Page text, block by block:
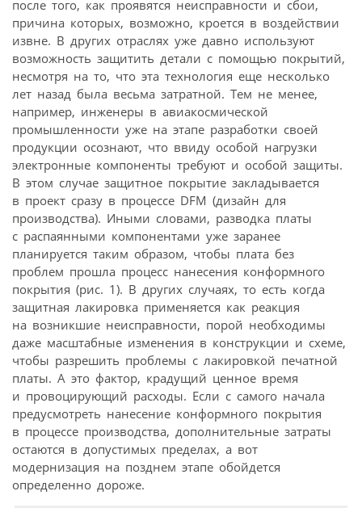
после того, как проявятся неисправности и сбои,
причина которых, возможно, кроется в воздействии
извне. В других отраслях уже давно используют
возможность защитить детали с помощью покрытий,
несмотря на то, что эта технология еще несколько
лет назад была весьма затратной. Тем не менее,
например, инженеры в авиакосмической
промышленности уже на этапе разработки своей
продукции осознают, что ввиду особой нагрузки
электронные компоненты требуют и особой защиты.
В этом случае защитное покрытие закладывается
в проект сразу в процессе DFM (дизайн для
производства). Иными словами, разводка платы
с распаянными компонентами уже заранее
планируется таким образом, чтобы плата без
проблем прошла процесс нанесения конформного
покрытия (рис. 1). В других случаях, то есть когда
защитная лакировка применяется как реакция
на возникшие неисправности, порой необходимы
даже масштабные изменения в конструкции и схеме,
чтобы разрешить проблемы с лакировкой печатной
платы. А это фактор, крадущий ценное время
и провоцирующий расходы. Если с самого начала
предусмотреть нанесение конформного покрытия
в процессе производства, дополнительные затраты
остаются в допустимых пределах, а вот
модернизация на позднем этапе обойдется
определенно дороже.